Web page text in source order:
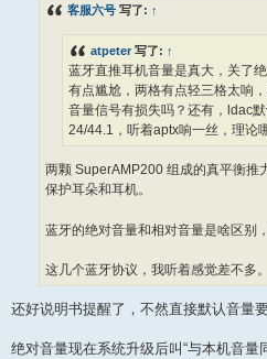
客服六号 写了: ↑
atpeter写了: ↑
蓝牙直推耳机音量是真大，关了
有点尴尬，两格有点轻三格太响
音量信号有损失吗？还有，ldac
24/44.1，听着aptx响一丝，理论
两颗 SuperAMP200 组成的真平衡推
保护耳朵和耳机。
蓝牙的绝对音量和相对音量是啥区别
这几个蓝牙协议，我听着感觉差不多。
还好说明书提醒了，不然直接默认音量要
绝对音量现在系统升级后叫“与本机音量